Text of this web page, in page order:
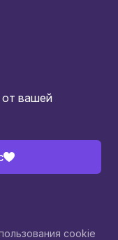
от вашей
cookie